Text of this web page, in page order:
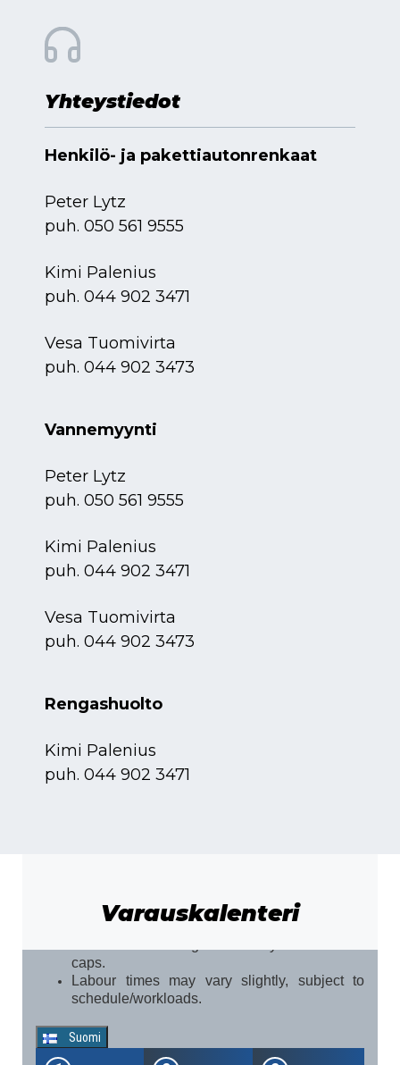
Yhteystiedot
Henkilö- ja pakettiautonrenkaat
Peter Lytz
puh. 050 561 9555
Kimi Palenius
puh. 044 902 3471
Vesa Tuomivirta
puh. 044 902 3473
Vannemyynti
Peter Lytz
puh. 050 561 9555
Kimi Palenius
puh. 044 902 3471
Vesa Tuomivirta
puh. 044 902 3473
Rengashuolto
Kimi Palenius
puh. 044 902 3471
Varauskalenteri